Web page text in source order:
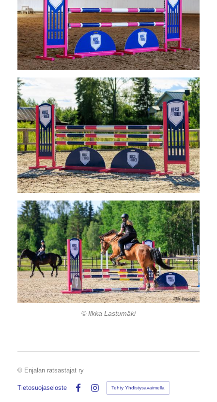
© Ilkka Lastumäki
© Enjalan ratsastajat ry
Tietosuojaseloste
Instagram
Tehty Yhdistysavaimella